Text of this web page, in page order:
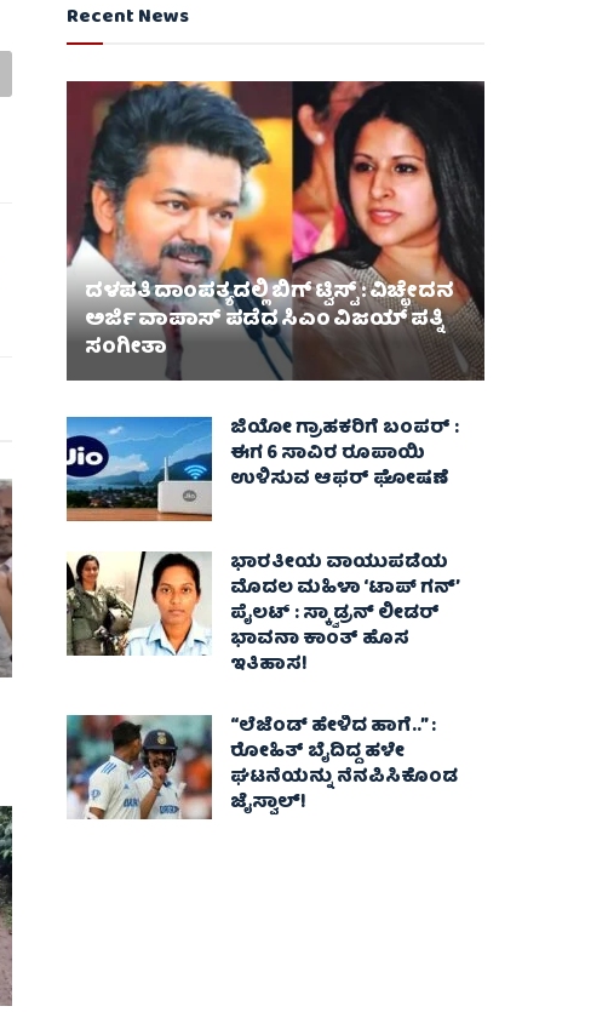
Recent News
ದಳಪತಿ ದಾಂಪತ್ಯದಲ್ಲಿ ಬಿಗ್ ಟ್ವಿಸ್ಟ್ : ವಿಚ್ಛೇದನ
ಅರ್ಜಿ ವಾಪಾಸ್‌ ಪಡೆದ ಸಿಎಂ ವಿಜಯ್ ಪತ್ನಿ
ಸಂಗೀತಾ‌
ಜಿಯೋ ಗ್ರಾಹಕರಿಗೆ ಬಂಪರ್ :
ಈಗ 6 ಸಾವಿರ ರೂಪಾಯಿ
ಉಳಿಸುವ ಆಫರ್ ಘೋಷಣೆ
ಭಾರತೀಯ ವಾಯುಪಡೆಯ
ಮೊದಲ ಮಹಿಳಾ ‘ಟಾಪ್ ಗನ್’
ಪೈಲಟ್ : ಸ್ಕ್ವಾಡ್ರನ್ ಲೀಡರ್
ಭಾವನಾ ಕಾಂತ್ ಹೊಸ
ಇತಿಹಾಸ!
“ಲೆಜೆಂಡ್ ಹೇಳಿದ ಹಾಗೆ..” :
ರೋಹಿತ್ ಬೈದಿದ್ದ ಹಳೇ
ಘಟನೆಯನ್ನು ನೆನಪಿಸಿಕೊಂಡ
ಜೈಸ್ವಾಲ್!